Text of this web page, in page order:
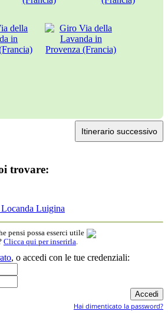
Itinerario successivo
trovare:
Luigina
pensi possa esserci utile
Clicca qui per inserirla
, o accedi con le tue credenziali:
Hai dimenticato la password?